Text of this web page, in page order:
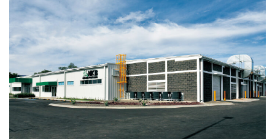
CONTACT
プライバシーポリシー